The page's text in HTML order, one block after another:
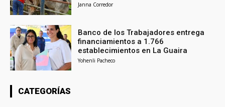
Janna Corredor
Banco de los Trabajadores entrega
financiamientos a 1.766
establecimientos en La Guaira
Yohenli Pacheco
CATEGORÍAS